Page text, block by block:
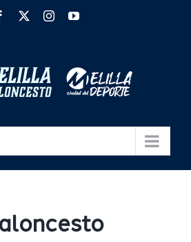
Facebook InstagramYouTube